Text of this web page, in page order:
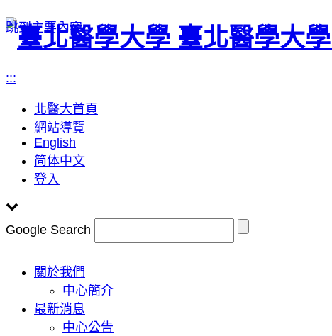
跳到主要內容 臺北醫學大學
:::
北醫大首頁
網站導覽
English
简体中文
登入
Google Search
Toggle關於我們
中心簡介
最新消息
中心公告